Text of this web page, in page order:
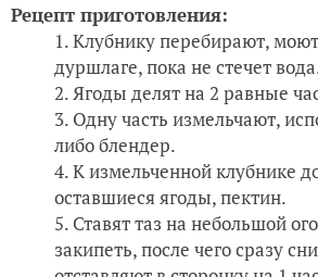
Рецепт приготовления:
Клубнику перебирают,
дуршлаге, пока не стечет
Ягоды делят на 2 равные
Одну часть измельчают,
либо блендер.
К измельченной клубнике
оставшиеся ягоды, пектин.
Ставят таз на небольшой
закипеть, после чего сразу